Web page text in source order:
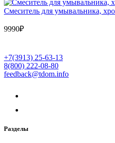
Cмеситель для умывальника,
9990₽
+7(3913) 25-63-13
8(800) 222-08-80
feedback@tdom.info
Разделы